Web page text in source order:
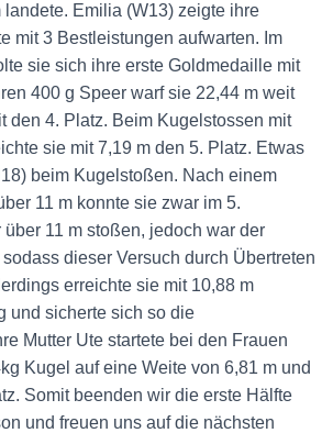
Emilia (W13) zeigte ihre
mit 3 Bestleistungen aufwarten. Im
sie sich ihre erste Goldmedaille mit
400 g Speer warf sie 22,44 m weit
den 4. Platz. Beim Kugelstossen mit
sie mit 7,19 m den 5. Platz. Etwas
beim Kugelstoßen. Nach einem
11 m konnte sie zwar im 5.
11 m stoßen, jedoch war der
dieser Versuch durch Übertreten
erreichte sie mit 10,88 m
und sicherte sich so die
Mutter Ute startete bei den Frauen
Kugel auf eine Weite von 6,81 m und
Somit beenden wir die erste Hälfte
und freuen uns auf die nächsten